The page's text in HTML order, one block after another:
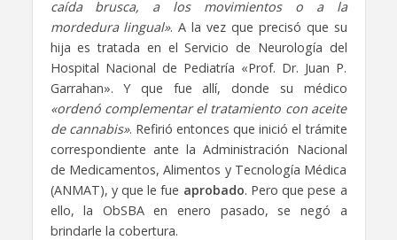
caída brusca, a los movimientos o a la
mordedura lingual». A la vez que precisó que su
hija es tratada en el Servicio de Neurología del
Hospital Nacional de Pediatría «Prof. Dr. Juan P.
Garrahan». Y que fue allí, donde su médico
«ordenó complementar el tratamiento con aceite
de cannabis». Refirió entonces que inició el trámite
correspondiente ante la Administración Nacional
de Medicamentos, Alimentos y Tecnología Médica
(ANMAT), y que le fue aprobado. Pero que pese a
ello, la ObSBA en enero pasado, se negó a
brindarle la cobertura.